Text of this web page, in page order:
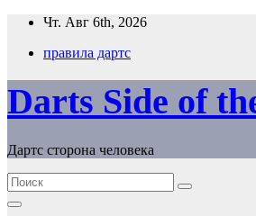
Перейти
содержимому
Чт. Авг 6th, 2026
правила дартс
Darts Side of
Дартс сторона человека